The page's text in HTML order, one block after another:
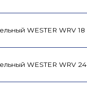
WESTER WRV 18
WESTER WRV 24